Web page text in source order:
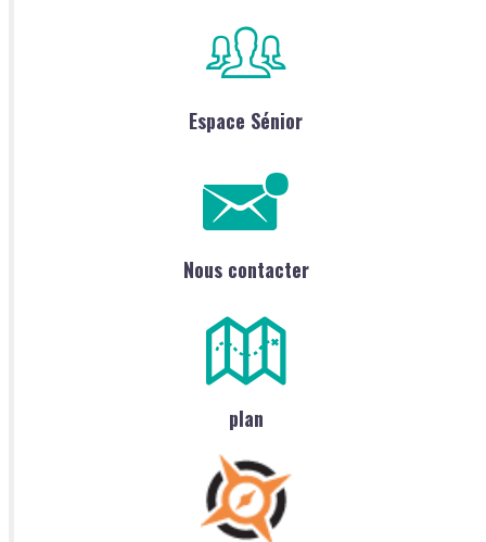
Espace Sénior
Nous contacter
plan